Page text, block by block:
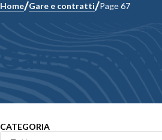
Home Gare e contratti Page 67
CATEGORIA